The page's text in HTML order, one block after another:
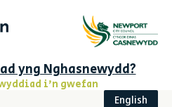
yng Nghasnewydd?
i'n gwefan
English